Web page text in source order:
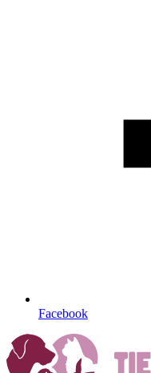
Facebook